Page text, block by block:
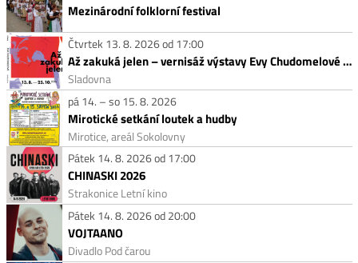
Mezinárodní folklorní festival
Čtvrtek 13. 8. 2026 od 17:00
Až zakuká jelen – vernisáž výstavy Evy Chudomelové v Malé galerii
Sladovna
pá 14. – so 15. 8. 2026
Mirotické setkání loutek a hudby
Mirotice, areál Sokolovny
Pátek 14. 8. 2026 od 17:00
CHINASKI 2026
Strakonice Letní kino
Pátek 14. 8. 2026 od 20:00
VOJTAANO
Divadlo Pod čarou